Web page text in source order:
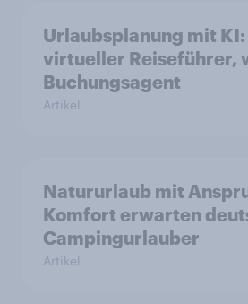
Urlaubsplanung mit
virtueller Reiseführer,
Buchungsagent
Artikel
Natururlaub mit
Komfort erwarten
Campingurlauber
Artikel